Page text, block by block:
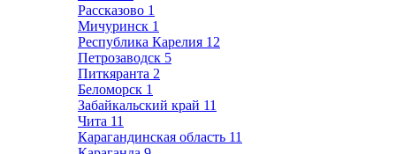
Рассказово 1
Мичуринск 1
Республика Карелия 12
Петрозаводск 5
Питкяранта 2
Беломорск 1
Забайкальский край 11
Чита 11
Карагандинская область 11